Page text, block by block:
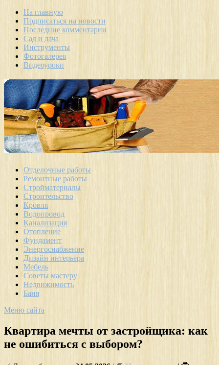
На главную
Подписаться на новости
Последние комментарии
Сад и дача
Инструменты
Фотогалерея
Видеоуроки
Отделочные работы
Ремонтные работы
Стройматериалы
Строительство
Кровля
Водопровод
Канализация
Отопление
Фундамент
Энергоснабжение
Дизайн интерьера
Мебель
Советы мастеру
Недвижимость
Баня
Меню сайта
Квартира мечты от застройщика: как
не ошибиться с выбором?